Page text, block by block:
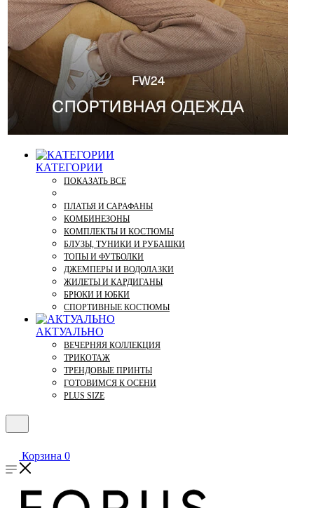
КАТЕГОРИИ
ПОКАЗАТЬ ВСЕ
ПЛАТЬЯ И САРАФАНЫ
КОМБИНЕЗОНЫ
КОМПЛЕКТЫ И КОСТЮМЫ
БЛУЗЫ, ТУНИКИ И РУБАШКИ
ТОПЫ И ФУТБОЛКИ
ДЖЕМПЕРЫ И ВОДОЛАЗКИ
ЖИЛЕТЫ И КАРДИГАНЫ
БРЮКИ И ЮБКИ
СПОРТИВНЫЕ КОСТЮМЫ
АКТУАЛЬНО
ВЕЧЕРНЯЯ КОЛЛЕКЦИЯ
ТРИКОТАЖ
ТРЕНДОВЫЕ ПРИНТЫ
ГОТОВИМСЯ К ОСЕНИ
PLUS SIZE
Корзина 0